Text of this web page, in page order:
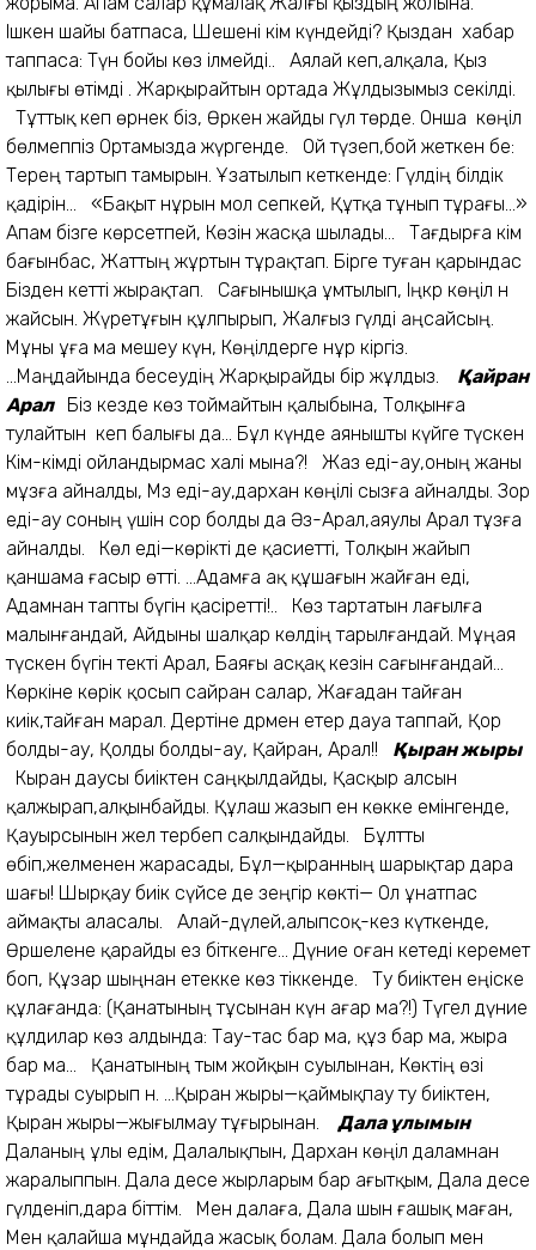
Ішкен шайы батпаса, Шешені кім күндейді? Қыздан хабар
таппаса: Түн бойы көз ілмейді.. Аялай кеп,алқала, Қыз
қылығы өтімді . Жарқырайтын ортада Жұлдызымыз секілді.
Тұттық әкеп өрнек біз, Өркен жайды гүл төрде. Онша көңіл
бөлмеппіз Ортамызда жүргенде. Ой түзеп,бой жеткен бе:
Терең тартып тамырын. Ұзатылып кеткенде: Гүлдің білдік
қадірін... «Бақыт нұрын мол сепкей, Құтқа тұнып тұрағы...»
Апам бізге көрсетпей, Көзін жасқа шылады... Тағдырға кім
бағынбас, Жаттың жұртын тұрақтап. Бірге туған қарындас
Бізден кетті жырақтап. Сағынышқа ұмтылып, Іңкәр көңіл ән
жайсын. Жүретұғын құлпырып, Жалғыз гүлді аңсайсың.
Мұны ұға ма мешеу күн, Көңілдерге нұр кіргіз.
...Маңдайында бесеудің Жарқырайды бір жұлдыз.
Қайран
Арал
Біз кезде көз тоймайтын қалыбына, Толқынға
тулайтын кеп балығы да... Бұл күнде аянышты күйге түскен
Кім-кімді ойландырмас халі мына?! Жаз еді-ау,оның жаны
мұзға айналды, Мәз еді-ау,дархан көңілі сызға айналды. Зор
еді-ау соның үшін сор болды да Әз-Арал,аяулы Арал тұзға
айналды. Көл еді—көрікті де қасиетті, Толқын жайып
қаншама ғасыр өтті. ...Адамға ақ құшағын жайған еді,
Адамнан тапты бүгін қасіретті!.. Көз тартатын лағылға
малынғандай, Айдыны шалқар көлдің тарылғандай. Мұңая
түскен бүгін текті Арал, Баяғы асқақ кезін сағынғандай...
Көркіне көрік қосып сайран салар, Жағадан тайған
киік,тайған марал. Дертіне дәрмен етер дауа таппай, Қор
болды-ау, Қолды болды-ау, Қайран, Арал!! Қыран жыры
Кыран даусы биіктен саңқылдайды, Қасқыр алсын
қалжырап,алқынбайды. Құлаш жазып ен көкке емінгенде,
Қауырсынын жел тербеп салқындайды. Бұлтты
өбіп,желменен жарасады, Бұл—қыранның шарықтар дара
шағы! Шырқау биік сүйсе де зеңгір көкті— Ол ұнатпас
аймақты аласалы. Алай-дүлей,алыпсоқ-кез күткенде,
Өршелене қарайды ез біткенге... Дүние оған кетеді керемет
боп, Құзар шыңнан етекке көз тіккенде. Ту биіктен еңіске
құлағанда: (Қанатының тұсынан күн ағар ма?!) Түгел дүние
құлдилар көз алдында: Тау-тас бар ма, құз бар ма, жыра
бар ма... Қанатының тым жойқын суылынан, Көктің өзі
тұрады суырып ән. ...Қыран жыры—қаймықпау ту биіктен,
Қыран жыры—жығылмау тұғырынан.
Дала ұлымын
Даланың ұлы едім, Далалықпын, Дархан көңіл даламнан
жаралыппын. Дала десе жырларым бар ағытқым, Дала десе
гүлденіп,дара біттім. Мен далаға, Дала шын ғашық маған,
Мен қалайша мұндайда жасық болам. Дала болып мен